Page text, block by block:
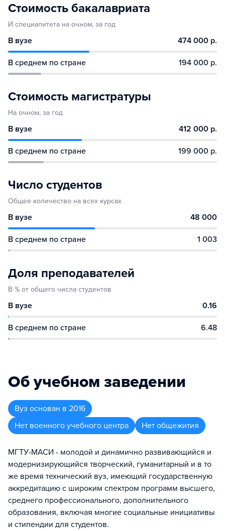
Стоимость бакалавриата
И специалитета на очном, за год
В вузе 474 000 р.
В среднем по стране 194 000 р.
Стоимость магистратуры
На очном, за год
В вузе 412 000 р.
В среднем по стране 199 000 р.
Число студентов
Общее количество на всех курсах
В вузе 48 000
В среднем по стране 1 003
Доля преподавателей
В % от общего числа студентов
В вузе 0.16
В среднем по стране 6.48
Об учебном заведении
Вуз основан в 2016
Нет военного учебного центра
Нет общежития
МГТУ-МАСИ - молодой и динамично развивающийся и
модернизирующийся творческий, гуманитарный и в то
же время технический вуз, имеющий государственную
аккредитацию с широким спектром программ высшего,
среднего профессионального, дополнительного
образования, включая многие социальные инициативы
и стипендии для студентов.